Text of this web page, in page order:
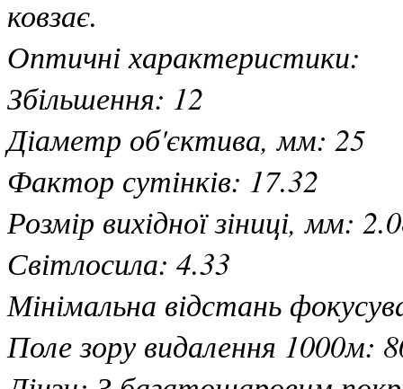
ковзає.
Оптичні характеристики:
Збільшення: 12
Діаметр об'єктива, мм: 25
Фактор сутінків: 17.32
Розмір вихідної зіниці, мм:
Світлосила: 4.33
Мінімальна відстань
Поле зору видалення 1000м: